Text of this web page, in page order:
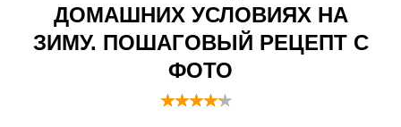
ДОМАШНИХ УСЛОВИЯХ НА
ЗИМУ. ПОШАГОВЫЙ РЕЦЕПТ С
ФОТО